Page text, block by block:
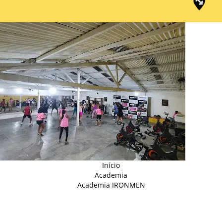
Início
Academia
Academia IRONMEN